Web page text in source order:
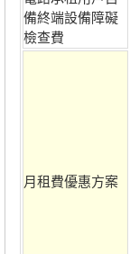
備終端設備障礙
檢查費
月租費優惠方案